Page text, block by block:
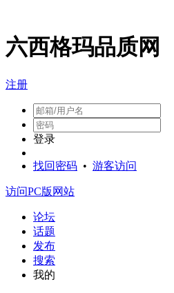
六西格玛品质网
注册
登录
找回密码 • 游客访问
访问PC版网站
论坛
话题
发布
搜索
我的